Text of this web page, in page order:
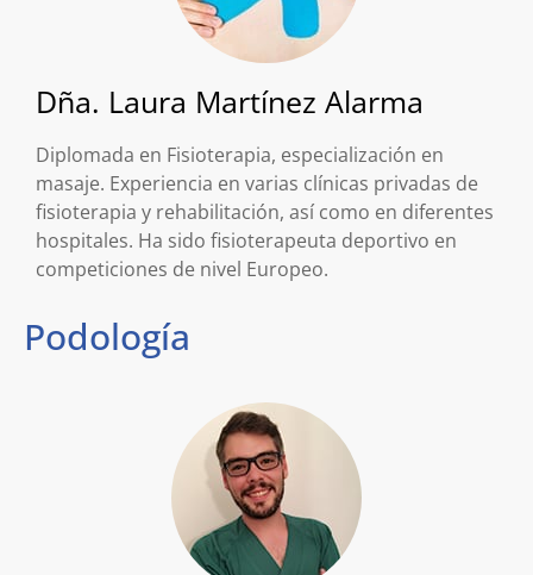
Dña. Laura Martínez Alarma
Diplomada en Fisioterapia, especialización en
masaje. Experiencia en varias clínicas privadas de
fisioterapia y rehabilitación, así como en diferentes
hospitales. Ha sido fisioterapeuta deportivo en
competiciones de nivel Europeo.
Podología